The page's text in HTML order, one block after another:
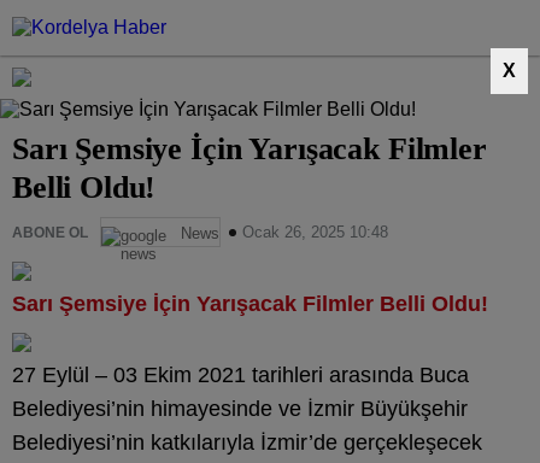
X
Sarı Şemsiye İçin Yarışacak Filmler
Belli Oldu!
ABONE OL News Ocak 26, 2025 10:48
Sarı Şemsiye İçin Yarışacak Filmler Belli Oldu!
27 Eylül – 03 Ekim 2021 tarihleri arasında Buca
Belediyesi’nin himayesinde ve İzmir Büyükşehir
Belediyesi’nin katkılarıyla İzmir’de gerçekleşecek